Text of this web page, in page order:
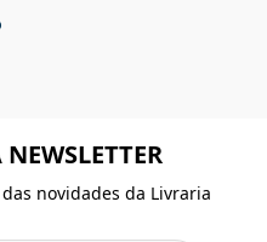
novidades da Livraria